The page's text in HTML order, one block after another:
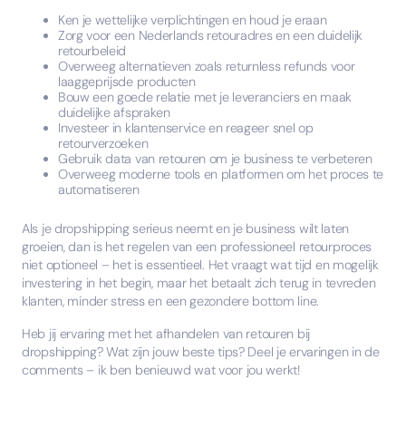
Ken je wettelijke verplichtingen en houd je eraan
Zorg voor een Nederlands retouradres en een duidelijk
retourbeleid
Overweeg alternatieven zoals returnless refunds voor
laaggeprijsde producten
Bouw een goede relatie met je leveranciers en maak
duidelijke afspraken
Investeer in klantenservice en reageer snel op
retourverzoeken
Gebruik data van retouren om je business te verbeteren
Overweeg moderne tools en platformen om het proces te
automatiseren
Als je dropshipping serieus neemt en je business wilt laten
groeien, dan is het regelen van een professioneel retourproces
niet optioneel – het is essentieel. Het vraagt wat tijd en mogelijk
investering in het begin, maar het betaalt zich terug in tevreden
klanten, minder stress en een gezondere bottom line.
Heb jij ervaring met het afhandelen van retouren bij
dropshipping? Wat zijn jouw beste tips? Deel je ervaringen in de
comments – ik ben benieuwd wat voor jou werkt!